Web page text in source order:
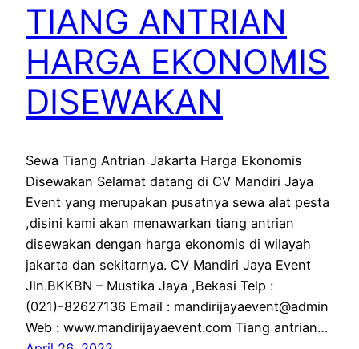
TIANG ANTRIAN
HARGA EKONOMIS
DISEWAKAN
Sewa Tiang Antrian Jakarta Harga Ekonomis
Disewakan Selamat datang di CV Mandiri Jaya
Event yang merupakan pusatnya sewa alat pesta
,disini kami akan menawarkan tiang antrian
disewakan dengan harga ekonomis di wilayah
jakarta dan sekitarnya. CV Mandiri Jaya Event
Jln.BKKBN – Mustika Jaya ,Bekasi Telp :
(021)-82627136 Email : mandirijayaevent@admin
Web : www.mandirijayaevent.com Tiang antrian…